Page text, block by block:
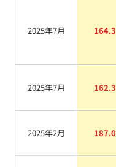
2025年7月 164.3
2025年7月 162.3
2025年2月 187.0